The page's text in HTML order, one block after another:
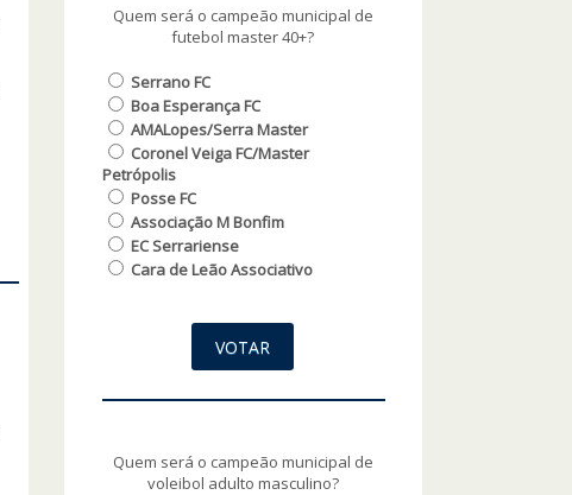
Quem será o campeão municipal de
futebol master 40+?
Serrano FC
Boa Esperança FC
AMALopes/Serra Master
Coronel Veiga FC/Master
Petrópolis
Posse FC
Associação M Bonfim
EC Serrariense
Cara de Leão Associativo
Quem será o campeão municipal de
voleibol adulto masculino?